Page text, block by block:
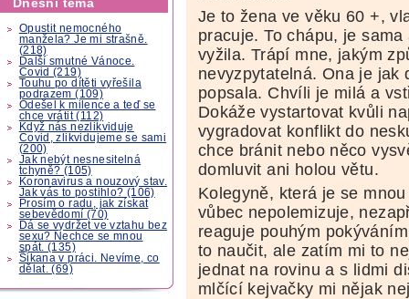
Opustit nemocného
manžela? Je mi strašně.
(218)
Další smutné Vánoce.
Covid (219)
Touhu po dítěti vyřešila
podrazem (109)
Odešel k milence a teď se
chce vrátit (112)
Když nás nezlikviduje
Covid, zlikvidujeme se sami
(200)
Jak nebýt nesnesitelná
tchyně? (105)
Koronavirus a nouzový stav.
Jak vás to postihlo? (106)
Prosím o radu, jak získat
sebevědomí (70)
Dá se vydržet ve vztahu bez
sexu? Nechce se mnou
spát. (135)
Šikana v práci. Nevíme, co
dělat. (69)
Je to žena ve věku 60 +,
pracuje. To chápu, je
vyžila. Trápí mne, jakým
nevyzpytatelná. Ona je jak
popsala. Chvíli je milá a
Dokáže vystartovat kvůli
vygradovat konflikt do
chce bránit nebo něco
domluvit ani holou větu.
Kolegyně, která je se
vůbec nepolemizuje,
reaguje pouhým
to naučit, ale zatím mi to
jednat na rovinu a s lidmi
mlčící kejvačky mi nějak